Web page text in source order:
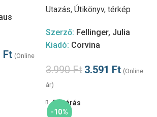
Ft (Online
Utazás, Útikönyv, térkép
Szerző: Fellinger, Julia
Kiadó: Corvina
3.990Ft 3.591 Ft (Online
ár)
-10%
Bezárás